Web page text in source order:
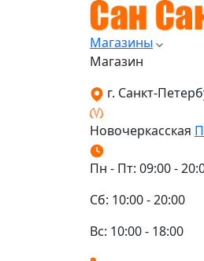
Магазины
Магазин
г. Санкт-
Новочеркасская
Пн - Пт: 09:00 -
Сб: 10:00 - 20:00
Вс: 10:00 - 18:00